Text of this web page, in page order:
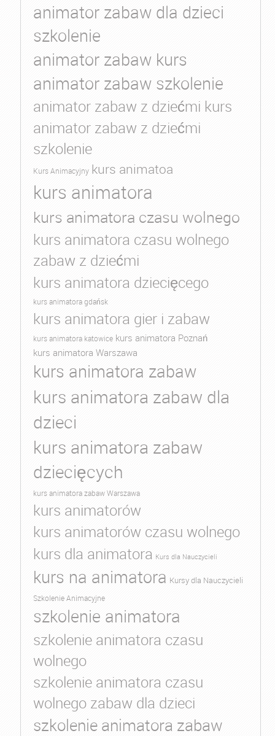
animator zabaw dla dzieci
szkolenie
animator zabaw kurs
animator zabaw szkolenie
animator zabaw z dziećmi kurs
animator zabaw z dziećmi
szkolenie
Kurs Animacyjny kurs animatoa
kurs animatora
kurs animatora czasu wolnego
kurs animatora czasu wolnego
zabaw z dziećmi
kurs animatora dziecięcego
kurs animatora gdańsk
kurs animatora gier i zabaw
kurs animatora katowice kurs animatora Poznań
kurs animatora Warszawa
kurs animatora zabaw
kurs animatora zabaw dla
dzieci
kurs animatora zabaw
dziecięcych
kurs animatora zabaw Warszawa
kurs animatorów
kurs animatorów czasu wolnego
kurs dla animatora Kurs dla Nauczycieli
kurs na animatora Kursy dla Nauczycieli
Szkolenie Animacyjne
szkolenie animatora
szkolenie animatora czasu
wolnego
szkolenie animatora czasu
wolnego zabaw dla dzieci
szkolenie animatora zabaw